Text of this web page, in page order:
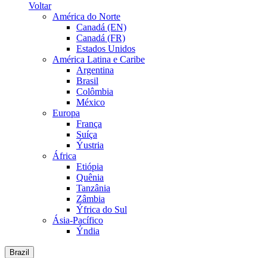
Voltar
América do Norte
Canadá (EN)
Canadá (FR)
Estados Unidos
América Latina e Caribe
Argentina
Brasil
Colômbia
México
Europa
França
Suíça
Ýustria
África
Etiópia
Quênia
Tanzânia
Zâmbia
Ýfrica do Sul
Ásia-Pacífico
Ýndia
Brazil